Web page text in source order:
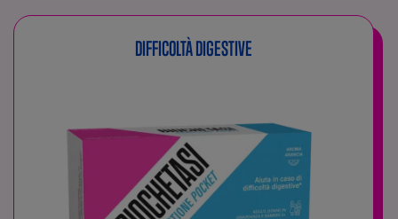
DIFFICOLTÀ DIGESTIVE